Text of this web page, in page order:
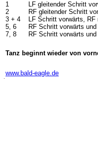
1
2
3 + 4
5, 6
7, 8
LF gleitender Schritt
RF gleitender Schritt
LF Schritt vorwärts,
RF Schritt vorwärts
RF Schritt vorwärts
Tanz beginnt wieder von
www.bald-eagle.de